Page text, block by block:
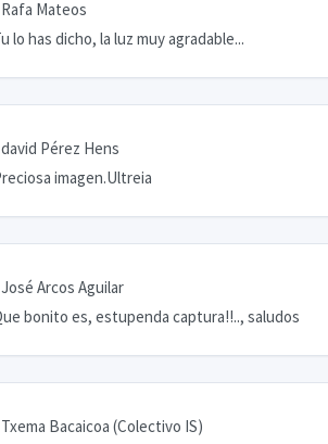
Rafa Mateos
lo has dicho, la luz muy agradable...
david Pérez Hens
imagen.Ultreia
José Arcos Aguilar
bonito es, estupenda captura!!.., saludos
Txema Bacaicoa (Colectivo IS)